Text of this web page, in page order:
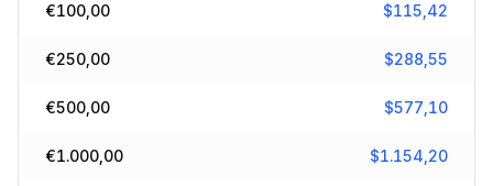
€100,00 $115,42
€250,00 $288,55
€500,00 $577,10
€1.000,00 $1.154,20